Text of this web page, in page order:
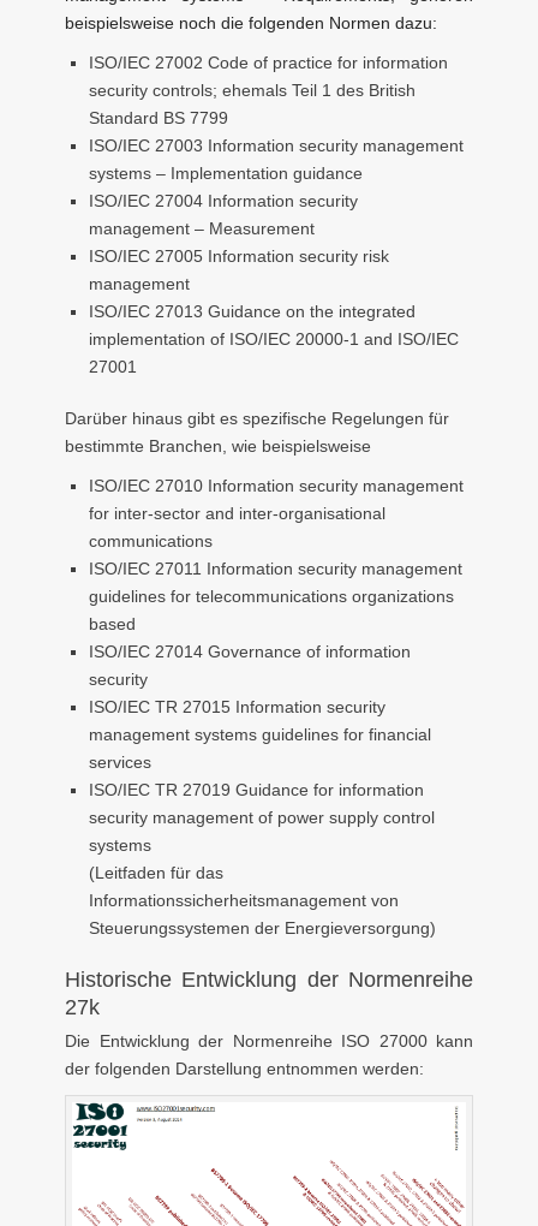
beispielsweise noch die folgenden Normen dazu:
ISO/IEC 27002 Code of practice for information
security controls; ehemals Teil 1 des British
Standard BS 7799
ISO/IEC 27003 Information security management
systems – Implementation guidance
ISO/IEC 27004 Information security
management – Measurement
ISO/IEC 27005 Information security risk
management
ISO/IEC 27013 Guidance on the integrated
implementation of ISO/IEC 20000-1 and ISO/IEC
27001
Darüber hinaus gibt es spezifische Regelungen für
bestimmte Branchen, wie beispielsweise
ISO/IEC 27010 Information security management
for inter-sector and inter-organisational
communications
ISO/IEC 27011 Information security management
guidelines for telecommunications organizations
based
ISO/IEC 27014 Governance of information
security
ISO/IEC TR 27015 Information security
management systems guidelines for financial
services
ISO/IEC TR 27019 Guidance for information
security management of power supply control
systems
(Leitfaden für das
Informationssicherheitsmanagement von
Steuerungssystemen der Energieversorgung)
Historische Entwicklung der Normenreihe
27k
Die Entwicklung der Normenreihe ISO 27000 kann
der folgenden Darstellung entnommen werden: